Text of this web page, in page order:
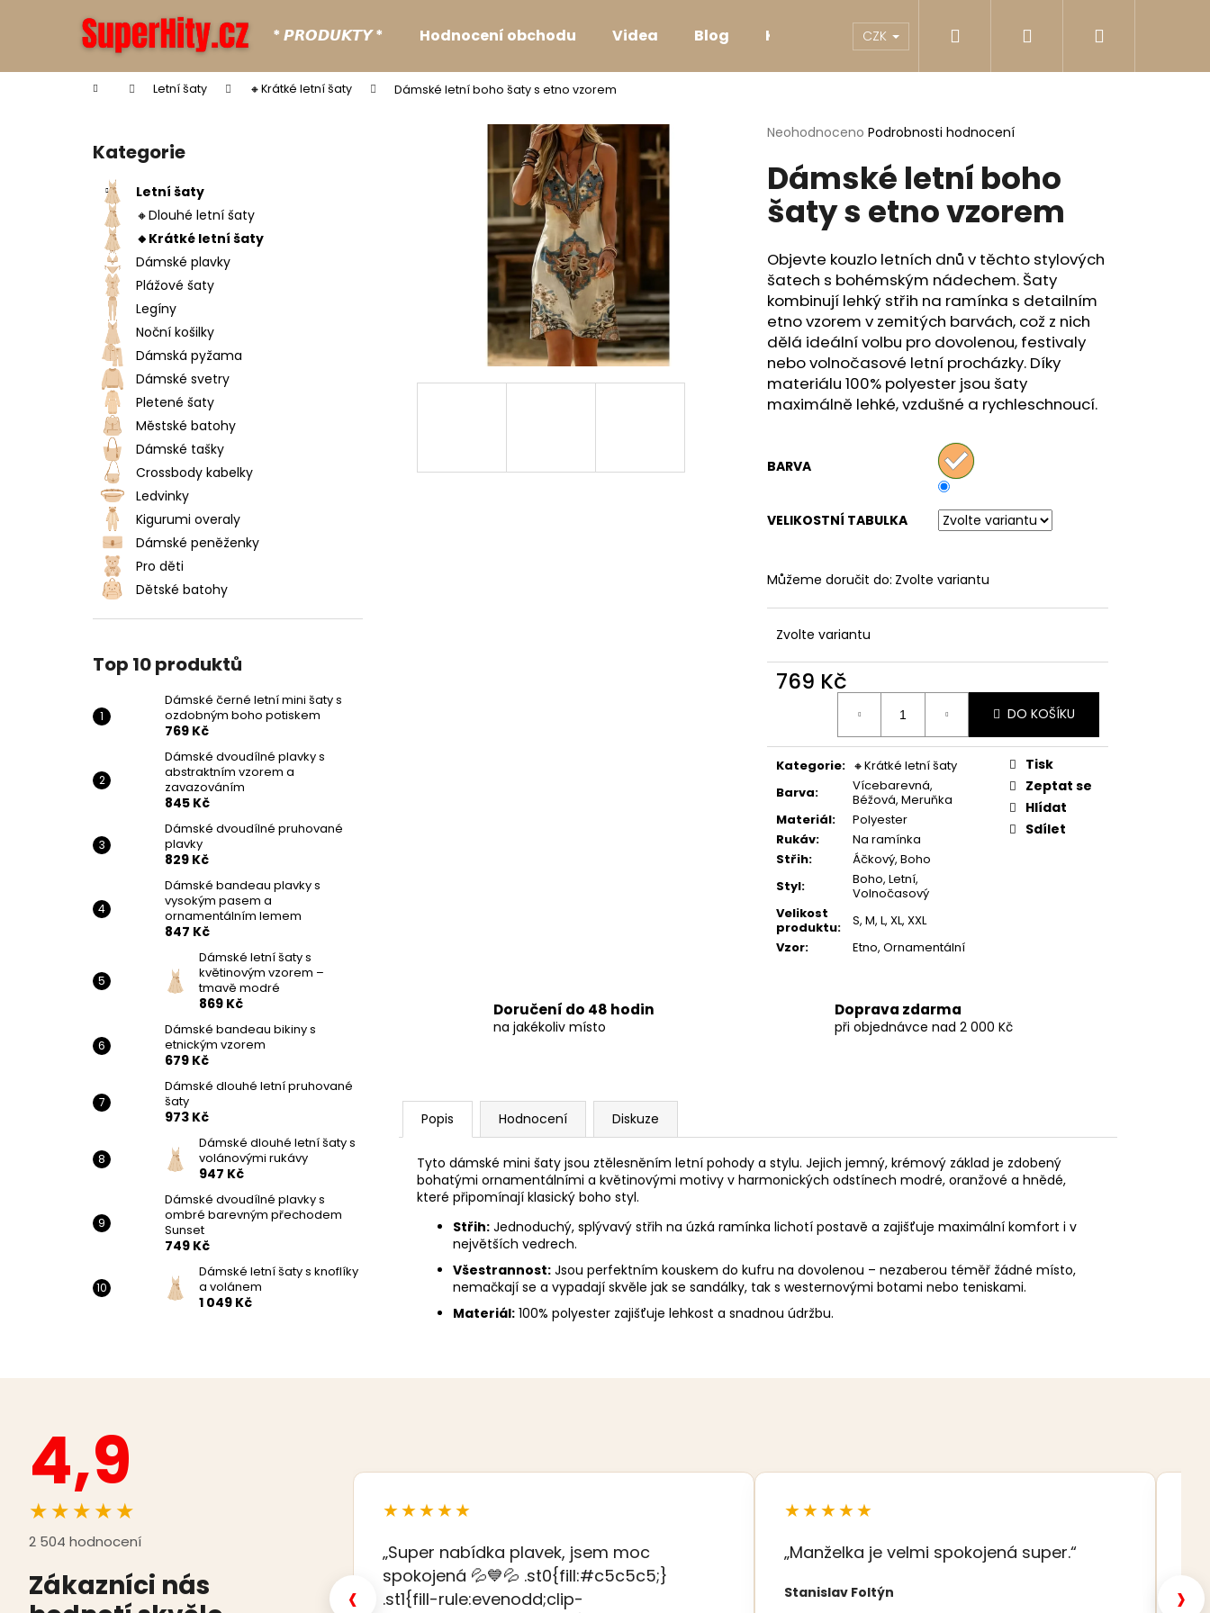
* 𝙋𝙍𝙊𝘿𝙐𝙆𝙏𝙔 * Hodnocení obchodu Videa Blog Kontakty Reklamace Obchodní podmínky
CZK Přihlášení
Domů Letní šaty 🔸Krátké letní šaty Dámské letní boho šaty s etno vzorem
Přeskočit
kategorie
Kategorie
Letní šaty
🔸Dlouhé letní šaty
🔸Krátké letní šaty
Dámské plavky
Plážové šaty
Legíny
Noční košilky
Dámská pyžama
Dámské svetry
Pletené šaty
Městské batohy
Dámské tašky
Crossbody kabelky
Ledvinky
Kigurumi overaly
Dámské peněženky
Pro děti
Dětské batohy
Top 10 produktů
Dámské černé letní mini šaty s
ozdobným boho potiskem
769 Kč
Dámské dvoudílné plavky s
abstraktním vzorem a
zavazováním
845 Kč
Dámské dvoudílné pruhované
plavky
829 Kč
Dámské bandeau plavky s
vysokým pasem a
ornamentálním lemem
847 Kč
Dámské letní šaty s
květinovým vzorem –
tmavě modré
869 Kč
Dámské bandeau bikiny s
etnickým vzorem
679 Kč
Dámské dlouhé letní pruhované
šaty
973 Kč
Dámské dlouhé letní šaty s
volánovými rukávy
947 Kč
Dámské dvoudílné plavky s
ombré barevným přechodem
Sunset
749 Kč
Dámské letní šaty s knoflíky
a volánem
1 049 Kč
Průměrné
produktu
je
0,0
z
hvězdiček.
Neohodnoceno Podrobnosti hodnocení
Dámské letní boho
šaty s etno vzorem
Objevte kouzlo letních dnů v těchto stylových
šatech s bohémským nádechem. Šaty
kombinují lehký střih na ramínka s detailním
etno vzorem v zemitých barvách, což z nich
dělá ideální volbu pro dovolenou, festivaly
nebo volnočasové letní procházky. Díky
materiálu 100% polyester jsou šaty
maximálně lehké, vzdušné a rychleschnoucí.
BARVA
VELIKOSTNÍ TABULKA
Můžeme doručit do: Zvolte variantu
Zvolte variantu
769 Kč
DO KOŠÍKU
Kategorie: 🔸Krátké letní šaty
Barva:
Vícebarevná,
Béžová, Meruňka
Materiál:
Polyester
Rukáv:
Na ramínka
Střih:
Áčkový, Boho
Styl:
Boho, Letní,
Volnočasový
Velikost
produktu:
S, M, L, XL, XXL
Vzor: Etno, Ornamentální
Tisk
Zeptat se
Hlídat
Sdílet
Doručení do 48 hodin
na jakékoliv místo
Doprava zdarma
při objednávce nad 2 000 Kč
Popis Hodnocení Diskuze
Tyto dámské mini šaty jsou ztělesněním letní pohody a stylu. Jejich jemný, krémový základ je zdobený
bohatými ornamentálními a květinovými motivy v harmonických odstínech modré, oranžové a hnědé,
které připomínají klasický boho styl.
Střih: Jednoduchý, splývavý střih na úzká ramínka lichotí postavě a zajišťuje maximální komfort i v
největších vedrech.
Všestrannost: Jsou perfektním kouskem do kufru na dovolenou – nezaberou téměř žádné místo,
nemačkají se a vypadají skvěle jak se sandálky, tak s westernovými botami nebo teniskami.
Materiál: 100% polyester zajišťuje lehkost a snadnou údržbu.
í
Zpět
do
Zpět
do
Co potřebujete najít?
HLEDAT
Doporučujeme
Následující
DÁMSKÉ ČERNÉ LETNÍ MINI ŠATY S
OZDOBNÝM BOHO POTISKEM
769 Kč
DÁMSKÉ DVOUDÍLNÉ PRUHOVANÉ
4,9
★★★★★
2 504 hodnocení
Zákazníci nás
‹
★★★★★
„Super nabídka plavek, jsem moc
spokojená 💦💙💦 .st0{fill:#c5c5c5;}
.st1{fill-rule:evenodd;clip-
★★★★★
„Manželka je velmi spokojená super.“
Stanislav Foltýn ›